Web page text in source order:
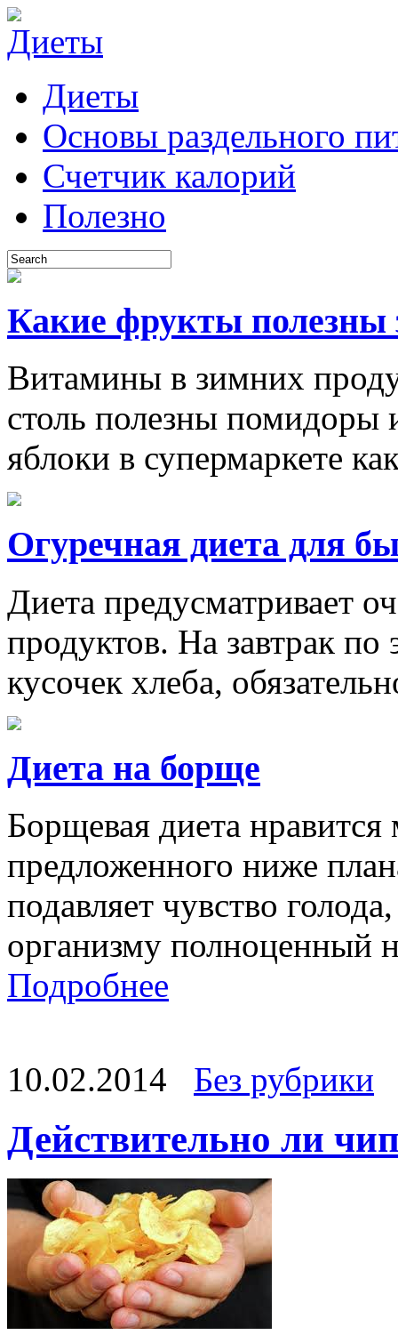
Диеты
Основы раздельного
Счетчик калорий
Полезно
Какие фрукты полезны
Витамины в зимних
столь полезны помидоры
яблоки в супермаркете
Огуречная диета для
Диета предусматривает
продуктов. На завтрак
кусочек хлеба,
Диета на борще
Борщевая диета
предложенного ниже
подавляет чувство
организму полноценный
Подробнее
10.02.2014 Без рубрики
Действительно ли